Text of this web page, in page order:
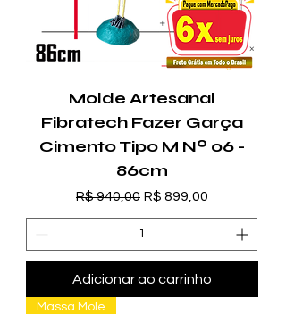
Molde Artesanal
Fibratech Fazer Garça
Cimento Tipo M Nº 06 -
86cm
Preço normal
R$ 940,00 Preço promocional
R$ 899,00
Adicionar ao carrinho
Massa Mole